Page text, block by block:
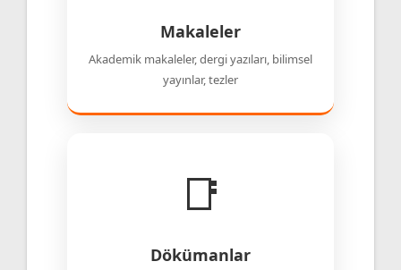
Makaleler
Akademik makaleler, dergi yazıları, bilimsel
yayınlar, tezler
📑
Dökümanlar